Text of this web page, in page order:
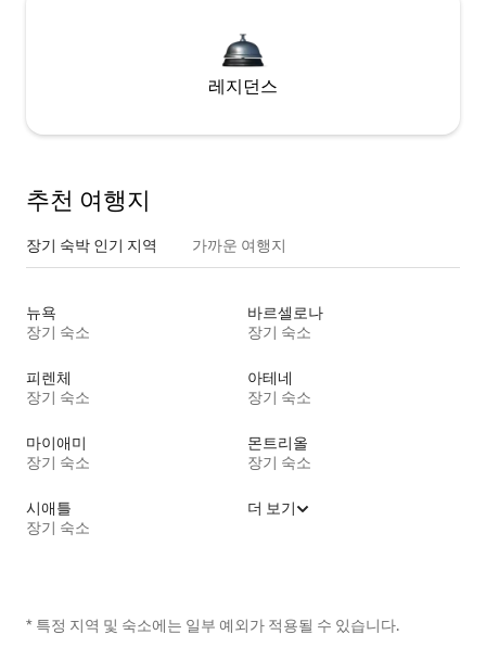
레지던스
추천 여행지
장기 숙박 인기 지역 가까운 여행지
뉴욕
장기 숙소
바르셀로나
장기 숙소
피렌체
장기 숙소
아테네
장기 숙소
마이애미
장기 숙소
몬트리올
장기 숙소
시애틀
장기 숙소
더 보기
* 특정 지역 및 숙소에는 일부 예외가 적용될 수 있습니다.